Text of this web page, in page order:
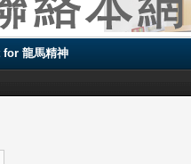
龍馬精神